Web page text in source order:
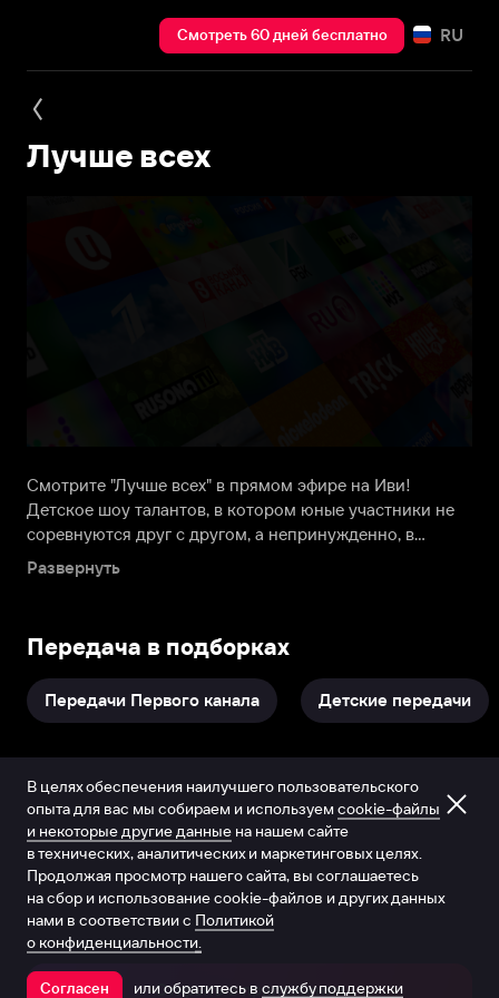
Смотреть 60 дней бесплатно RU
Лучше всех
Смотрите "Лучше всех" в прямом эфире на Иви!
Детское шоу талантов, в котором юные участники не
соревнуются друг с другом, а непринужденно, в
приятной обстановке рассказывают о себе и
демонстрируют свои удивительные способности.
находятся яркие восходящие звездочки, от 3-х до 12
лет. Их встречает в уютной студии Максим Галкин,
который легко находит подход к маленьким гостям,
вдохновляющее событие для обеих сторон. И, конечно,
для зрителей. Здесь все и каждый – «Лучше всех!».
Предлагаем посмотреть передачу онлайн.
Развернуть
Передача в подборках
Передачи Первого канала Детские передачи
Открыть в приложении
В целях обеспечения наилучшего пользовательского
опыта для вас мы собираем и используем cookie-файлы
и некоторые другие данные на нашем сайте
в технических, аналитических и маркетинговых целях.
Продолжая просмотр нашего сайта, вы соглашаетесь
на сбор и использование cookie-файлов и других данных
нами в соответствии с Политикой
о конфиденциальности.
Согласен или обратитесь в службу поддержки